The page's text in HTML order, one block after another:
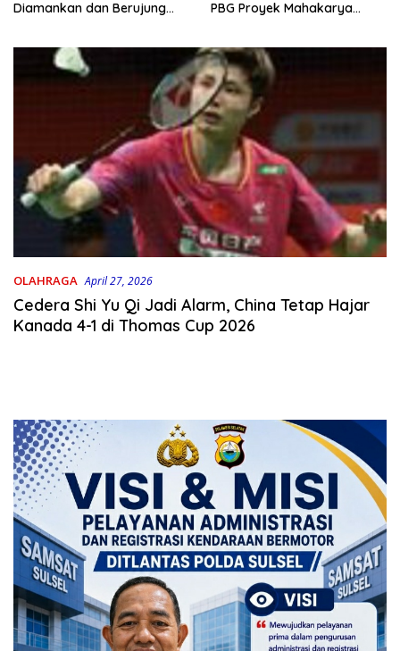
Diamankan dan Berujung
PBG Proyek Mahakarya
OLAHRAGA April 27, 2026
Cedera Shi Yu Qi Jadi Alarm, China Tetap Hajar
Kanada 4-1 di Thomas Cup 2026